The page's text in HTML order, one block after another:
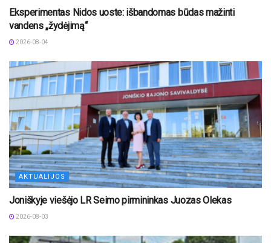
Eksperimentas Nidos uoste: išbandomas būdas mažinti
vandens „žydėjimą“
2026-08-04
AKTUALIJOS
Joniškyje viešėjo LR Seimo pirmininkas Juozas Olekas
2026-08-03